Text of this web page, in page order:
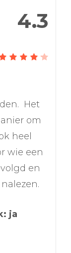
4.3
Het
om
heel
wie een
en
ja